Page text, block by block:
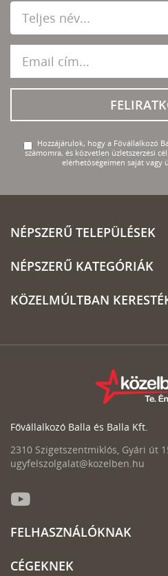
Hozzájárulok, hogy a Fővállalkozó
számomra, és közvetlen üzletszerzési
elérhetőségeimen saját vagy
NÉPSZERŰ TELEPÜLÉSEK
NÉPSZERŰ KATEGÓRIÁK
KÖZELMÚLTBAN
Fővállalkozó Balla és Balla Kft.
2310 Szigetszentmiklós, Gyári út
ugyfelszolgalat@kozelben.hu
FELHASZNÁLÓKNAK
CÉGEKNEK